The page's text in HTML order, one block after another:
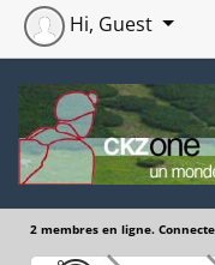
Hi, Guest
2 membres en ligne.